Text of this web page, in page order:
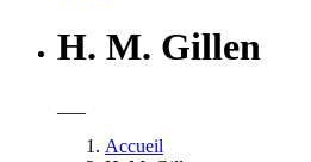
H. M. Gillen
Accueil